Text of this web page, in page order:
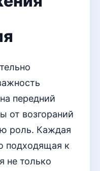
передний
от возгораний
роль. Каждая
подходящая к
не только